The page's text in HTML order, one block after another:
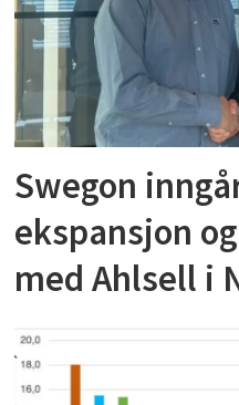
Swegon
ekspansjon
med Ahlsell i